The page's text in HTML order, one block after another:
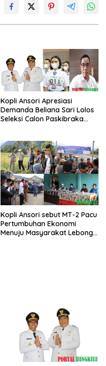
Kopli Ansori Apresiasi
Demanda Beliana Sari Lolos
Seleksi Calon Paskibraka
Kopli Ansori sebut MT-2 Pacu
Pertumbuhan Ekonomi
Menuju Masyarakat Lebong